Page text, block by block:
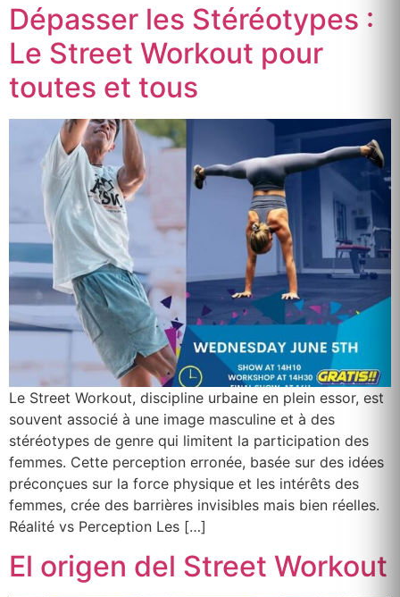
Dépasser les Stéréotypes :
Le Street Workout pour
toutes et tous
Le Street Workout, discipline urbaine en plein essor, est
souvent associé à une image masculine et à des
stéréotypes de genre qui limitent la participation des
femmes. Cette perception erronée, basée sur des idées
préconçues sur la force physique et les intérêts des
femmes, crée des barrières invisibles mais bien réelles.
Réalité vs Perception Les […]
El origen del Street Workout